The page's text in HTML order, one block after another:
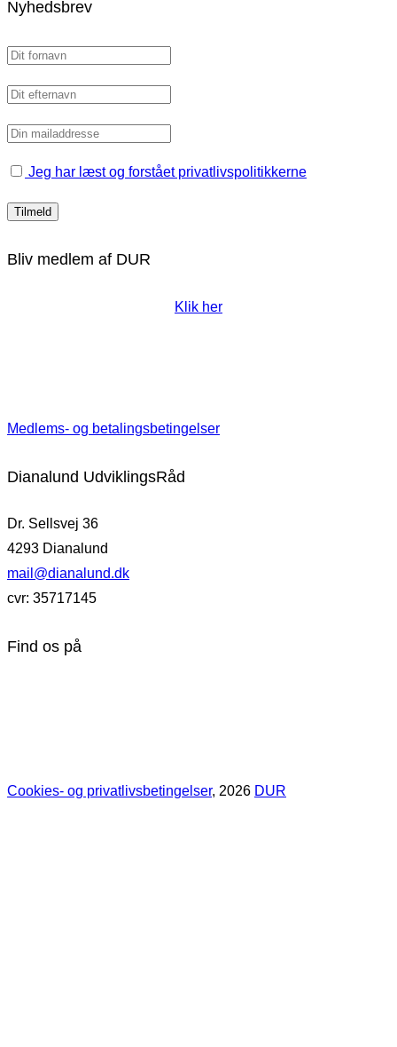
Nyhedsbrev
Jeg har læst og forstået privatlivspolitikkerne
Bliv medlem af DUR
Klik her
Medlems- og betalingsbetingelser
Dianalund UdviklingsRåd
Dr. Sellsvej 36
4293 Dianalund
mail@dianalund.dk
cvr: 35717145
Find os på
Cookies- og privatlivsbetingelser, 2026 DUR